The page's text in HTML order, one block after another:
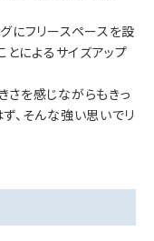
にフリースペースを設
とによるサイズアップ
を感じながらもきっ
、そんな強い思いでリ